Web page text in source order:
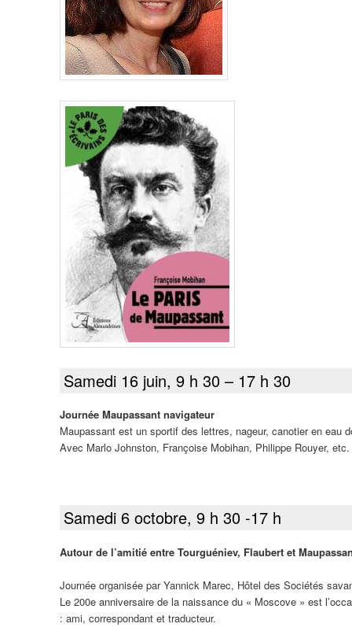
Samedi 16 juin, 9 h 30 – 17 h 30
Journée Maupassant navigateur
Maupassant est un sportif des lettres, nageur, canotier en
Avec Marlo Johnston, Françoise Mobihan, Philippe Rouyer, etc.
Samedi 6 octobre, 9 h 30 -17 h
Autour de l’amitié entre Tourguéniev, Flaubert et
Journée organisée par Yannick Marec, Hôtel des Sociétés
Le 200e anniversaire de la naissance du « Moscove » est
: ami, correspondant et traducteur.